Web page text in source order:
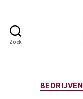
Zoek
BEDRIJVEN